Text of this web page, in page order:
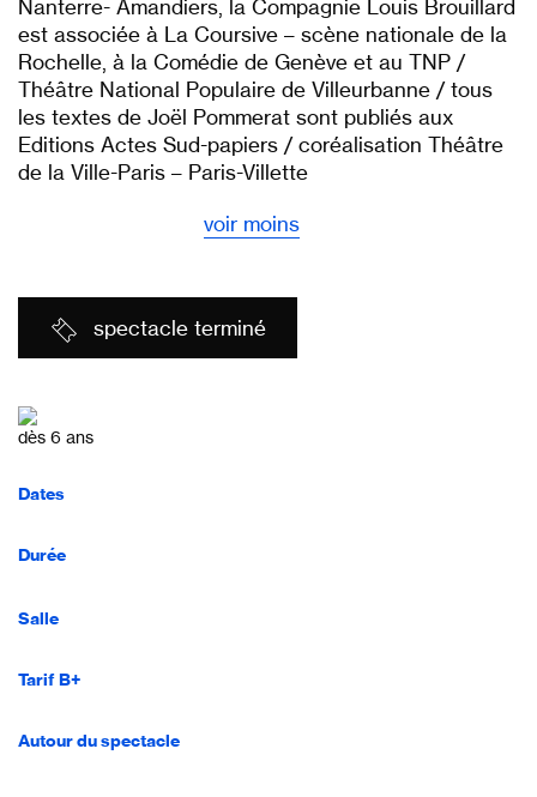
Nanterre- Amandiers, la Compagnie Louis Brouillard
est associée à La Coursive – scène nationale de la
Rochelle, à la Comédie de Genève et au TNP /
Théâtre National Populaire de Villeurbanne / tous
les textes de Joël Pommerat sont publiés aux
Editions Actes Sud-papiers / coréalisation Théâtre
de la Ville-Paris – Paris-Villette
voir moins
spectacle terminé
dès 6 ans
Dates
Durée
Salle
Tarif B+
Autour du spectacle